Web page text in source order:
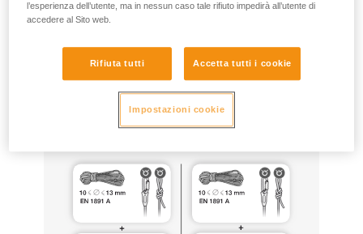
ASAP e ASAP LOCK possono essere utilizzati per questo
AXESS, funi EN1891 tipo A annodate sull’ancoraggio),
l’esperienza dell’utente, ma in nessun caso tale rifiuto impedirà all’utente di
accedere al Sito web.
Rifiuta tutti Accetta tutti i cookie
Impostazioni cookie